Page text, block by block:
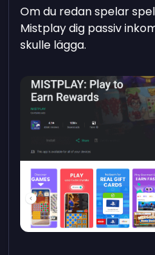
Om du redan spelar
Mistplay dig passiv
skulle lägga.